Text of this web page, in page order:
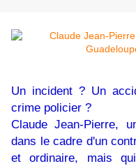
Un incident ? Un
crime policier ?
Claude Jean-Pierre,
dans le cadre d'un
et ordinaire, mais